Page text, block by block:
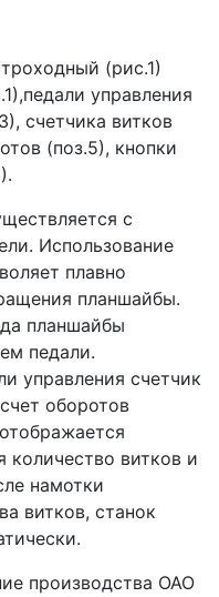
(рис.1)
управления
счетчика витков
(поз.5), кнопки
с
Использование
плавно
планшайбы.
планшайбы
педали.
управления счетчик
оборотов
количество витков и
намотки
витков, станок
производства ОАО